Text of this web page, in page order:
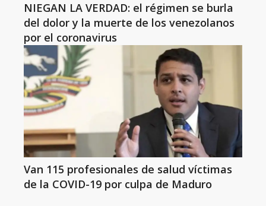
NIEGAN LA VERDAD: el régimen se burla
del dolor y la muerte de los venezolanos
por el coronavirus
Van 115 profesionales de salud víctimas
de la COVID-19 por culpa de Maduro